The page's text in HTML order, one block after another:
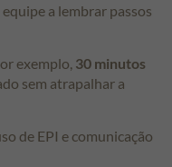
a lembrar passos
exemplo, 30 minutos
sem atrapalhar a
de EPI e comunicação